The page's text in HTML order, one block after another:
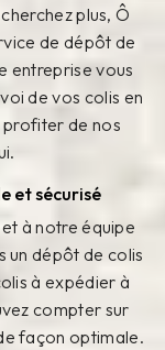
plus, Ô
de dépôt de
entreprise vous
de vos colis en
de nos
et sécurisé
à notre équipe
un dépôt de colis
à expédier à
compter sur
façon optimale.